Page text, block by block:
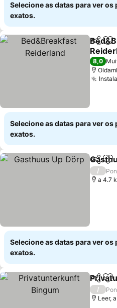
Selecione as datas para ver os
exatos.
8,0
Selecione as datas para ver os
exatos.
/
a 4.7
Selecione as datas para ver os
exatos.
/
Leer,